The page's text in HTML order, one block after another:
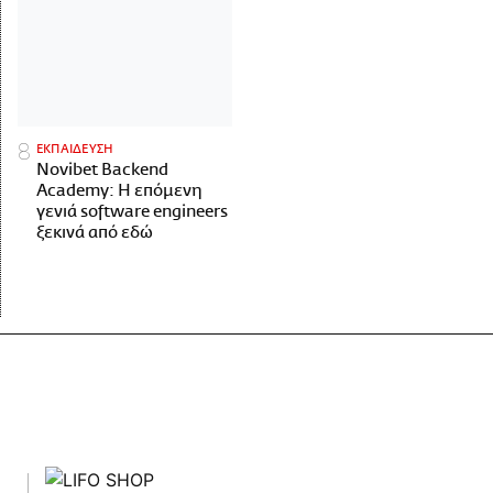
ΕΚΠΑΙΔΕΥΣΗ
Novibet Backend
Academy: Η επόμενη
γενιά software engineers
ξεκινά από εδώ